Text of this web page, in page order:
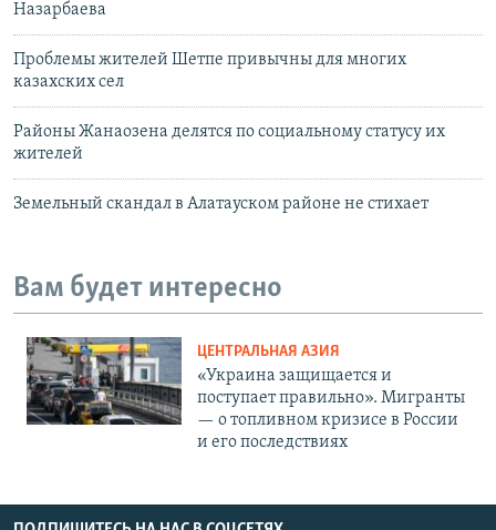
Назарбаева
Проблемы жителей Шетпе привычны для многих
казахских сел
Районы Жанаозена делятся по социальному статусу их
жителей
Земельный скандал в Алатауском районе не стихает
Вам будет интересно
ЦЕНТРАЛЬНАЯ АЗИЯ
«Украина защищается и
поступает правильно». Мигранты
— о топливном кризисе в России
и его последствиях